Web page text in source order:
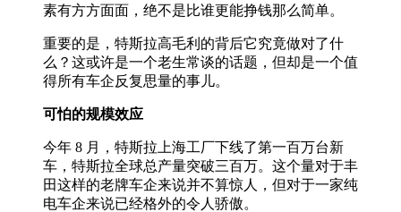
素有方方面面，绝不是比谁更能挣钱那么简单。
重要的是，特斯拉高毛利的背后它究竟做对了什
么？这或许是一个老生常谈的话题，但却是一个值
得所有车企反复思量的事儿。
可怕的规模效应
今年 8 月，特斯拉上海工厂下线了第一百万台新
车，特斯拉全球总产量突破三百万。这个量对于丰
田这样的老牌车企来说并不算惊人，但对于一家纯
电车企来说已经格外的令人骄傲。